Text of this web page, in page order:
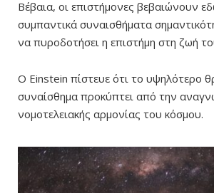
Βέβαια, οι επιστήμονες βεβαιώνουν
συμπαντικά συναισθήματα
να πυροδοτήσει η επιστήμη στη ζωή
Ο Einstein πίστευε ότι το υψηλότερο
συναίσθημα προκύπτει από την
νομοτελειακής αρμονίας του κόσμου.